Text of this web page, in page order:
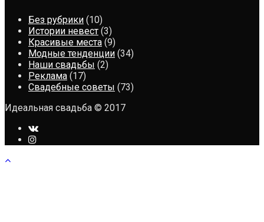
Без рубрики (10)
Истории невест (3)
Красивые места (9)
Модные тенденции (34)
Наши свадьбы (2)
Реклама (17)
Свадебные советы (73)
Идеальная свадьба © 2017